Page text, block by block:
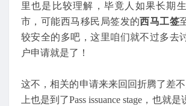
里也是比较理解，毕竟人如果长期
市，可能西马移民局签发的西马工签
较安全的多吧，这里咱们就不过多去
户申请就是了！
这不，相关的申请来来回回折腾了差
上也是到了Pass issuance stage，也就